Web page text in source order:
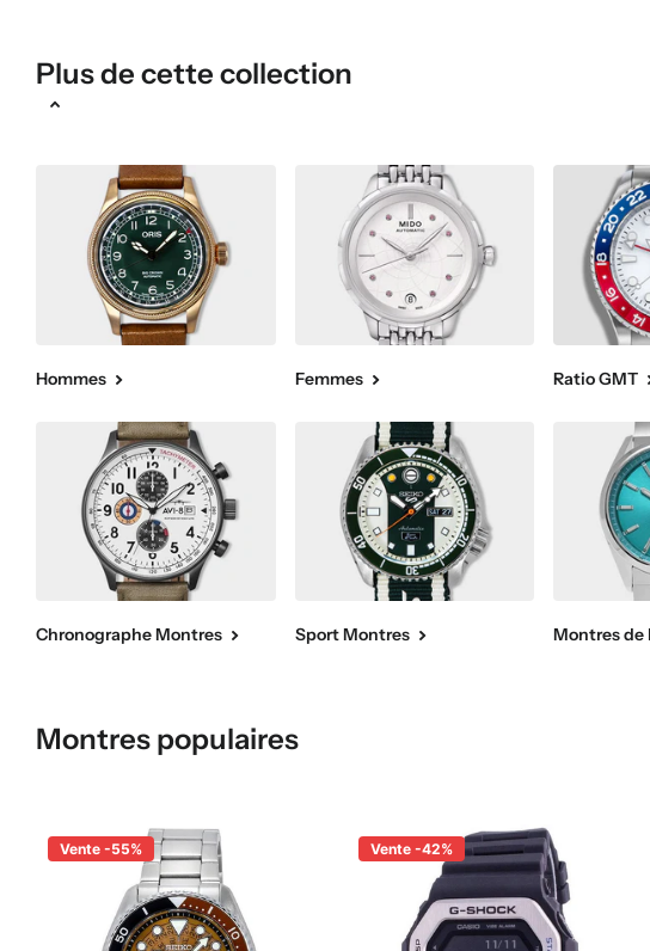
Plus de cette collection
Hommes Femmes Ratio GMT
Chronographe Montres Sport Montres Montres de
Montres populaires
Vente -55% Vente -42%